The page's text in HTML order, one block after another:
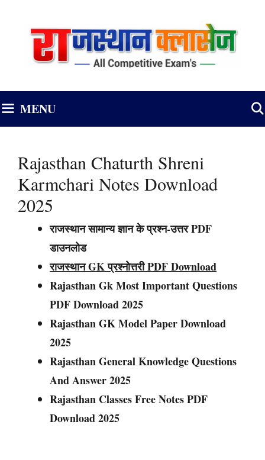
MENU
Rajasthan Chaturth Shreni
Karmchari Notes Download
2025
राजस्थान सामान्य ज्ञान के प्रश्न-उत्तर PDF
डाउनलोड
राजस्थान GK प्रश्नोत्तरी PDF Download
Rajasthan Gk Most Important Questions
PDF Download 2025
Rajasthan GK Model Paper Download
2025
Rajasthan General Knowledge Questions
And Answer 2025
Rajasthan Classes Free Notes PDF
Download 2025